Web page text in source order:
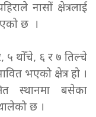
नासों क्षेत्रलाई
छ ।
५ थोँचे, ६ र ७ तिल्चे
भएको क्षेत्र हो ।
स्थानमा बसेका
छ ।